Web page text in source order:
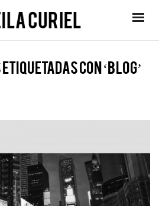
con ‘blog’